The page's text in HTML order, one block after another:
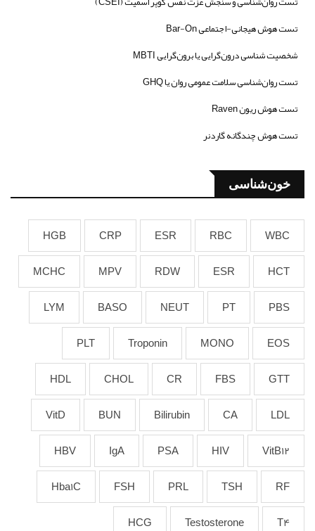
تست هوش هیجانی-اجتماعی Bar-On
شخصیت شناسی درون‌گرایی یا برون‌گرایی MBTI
تست روان‌شناسی سلامت عمومی روان یا GHQ
تست هوش ریون Raven
تست هوش چندگانه گاردنر
خون‌شناسی
WBC
RBC
ESR
CRP
HGB
HCT
ESR
RDW
MPV
MCHC
PBS
PT
NEUT
BASO
LYM
EOS
MONO
Troponin
PLT
GTT
FBS
CR
CHOL
HDL
LDL
CA
Bilirubin
BUN
VitD
VitB12
HIV
PSA
IgA
HBV
RF
TSH
PRL
FSH
Hba1C
T4
Testosterone
HCG